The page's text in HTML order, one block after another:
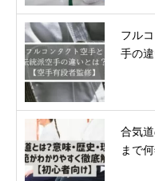
フル
手の
合気
まで